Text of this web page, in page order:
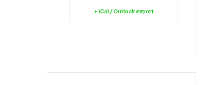
+ iCal / Outlook export